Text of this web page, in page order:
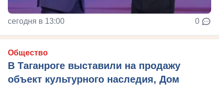
сегодня в 13:00 0
Общество
В Таганроге выставили на продажу
объект культурного наследия, Дом